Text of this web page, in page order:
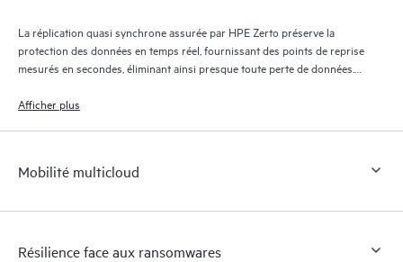
La réplication quasi synchrone assurée par HPE Zerto préserve la
protection des données en temps réel, fournissant des points de reprise
mesurés en secondes, éliminant ainsi presque toute perte de données.
reprise pendant 30 jours maximum, offrant une reprise granulaire et
Afficher plus
Mobilité multicloud
Résilience face aux ransomwares